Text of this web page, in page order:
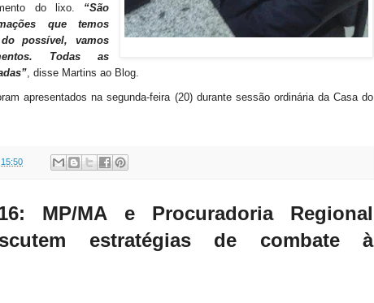
do lixo. “São
que temos
possível, vamos
Todas as
, disse Martins ao Blog.
apresentados na segunda-feira (20) durante sessão ordinária da Casa do
15:50
MP/MA e Procuradoria Regional
estratégias de combate à